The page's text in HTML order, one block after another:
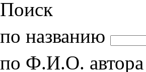
Поиск
по названию
по Ф.И.О. автора